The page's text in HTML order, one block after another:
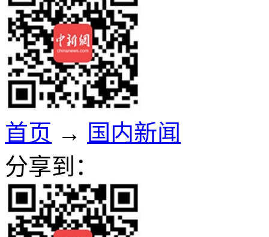
首页 → 国内新闻
分享到：